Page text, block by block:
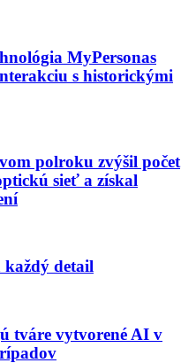
MyPersonas
s historickými
polroku zvýšil počet
sieť a získal
detail
tváre vytvorené AI v